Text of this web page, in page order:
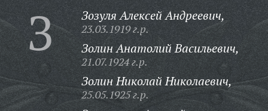
З Зозуля Алексей Андреевич,
23.03.1919 г.р.
Золин Анатолий Васильевич,
21.07.1924 г.р.
Золин Николай Николаевич,
25.05.1925 г.р.